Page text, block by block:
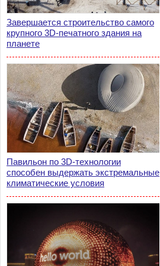
Завершается строительство самого
крупного 3D-печатного здания на
планете
Павильон по 3D-технологии
способен выдержать экстремальные
климатические условия